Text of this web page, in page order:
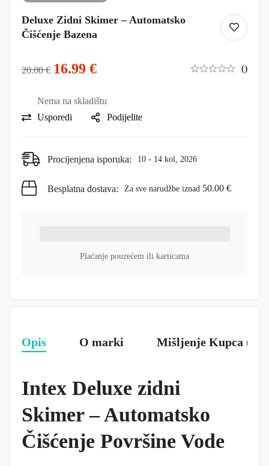
Deluxe Zidni Skimer – Automatsko
Čišćenje Bazena
20.00€ 16.99 € ()
Nema na skladištu
Usporedi
Podijelite
Procijenjena isporuka: 10 - 14 kol, 2026
Besplatna dostava: Za sve narudžbe iznad 50.00 €
Plaćanje pouzećem ili karticama
Opis O marki Mišljenje Kupca (0)
Intex Deluxe zidni
Skimer – Automatsko
Čišćenje Površine Vode